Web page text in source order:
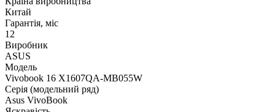
Китай
Гарантія, міс
12
Виробник
ASUS
Модель
Vivobook 16 X1607QA-MB055W
Серія (модельний ряд)
Asus VivoBook